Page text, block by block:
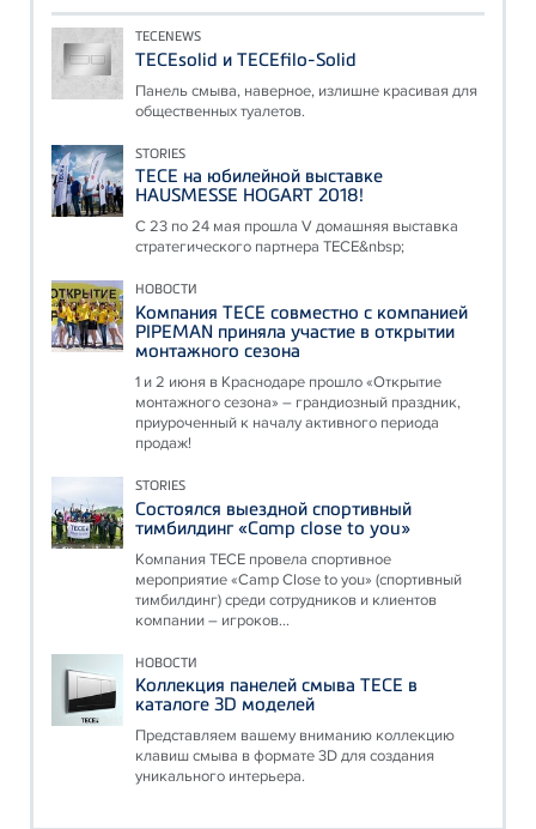
TECENEWS
TECEsolid и TECEfilo-Solid
Панель смыва, наверное, излишне красивая для
общественных туалетов.
STORIES
ТЕСЕ на юбилейной выставке
HAUSMESSE HOGART 2018!
С 23 по 24 мая прошла V домашняя выставка
стратегического партнера ТЕСЕ&nbsp;
НОВОСТИ
Компания ТЕСЕ совместно с компанией
PIPEMAN приняла участие в открытии
монтажного сезона
1 и 2 июня в Краснодаре прошло «Открытие
монтажного сезона» – грандиозный праздник,
приуроченный к началу активного периода
продаж!
STORIES
Состоялся выездной спортивный
тимбилдинг «Camp close to you»
Компания ТЕСЕ провела спортивное
мероприятие «Camp Close to you» (спортивный
тимбилдинг) среди сотрудников и клиентов
компании – игроков...
НОВОСТИ
Коллекция панелей смыва ТЕСЕ в
каталоге 3D моделей
Представляем вашему вниманию коллекцию
клавиш смыва в формате 3D для создания
уникального интерьера.